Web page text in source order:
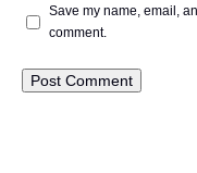
Save my name, email,
comment.